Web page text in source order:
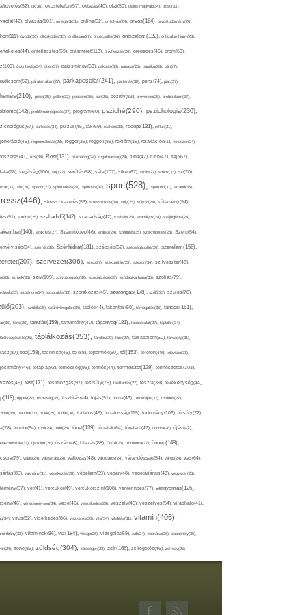
ok(36), okostelefon(57), oktatás(40), olaj(50), olajos magvak(34), olcsó(33),
olvasás(101), omega-3(31), online(52), orrfolyás(24), orvos(164), orvostudomány(26),
óvoda(26), öltözködés(35), önállóság(27), önbecsülés(36), önbizalom(122), önbizalomhiány(28),
önfejlesztés(59), önismeret(113), önkifejezés(26), öregedés(46), öröm(69),
őszinteség(34), ötlet(37), pajzsmirigy(53), pakolás(30), panasz(25), paprika(28), pár(27),
páratartalom(27), párkapcsolat(241), pattanás(30), pénz(74), piac(27),
pizza(25), pollen(32), popcorn(35), por(26), pozitív(83), prevenció(25), probiotikum(37),
problémamegoldás(27), program(60), psziché(290), pszichológia(230),
puffadás(34), pulzus(45), rák(69), reakció(33), recept(131), reflux(31),
regenerálódás(28), reggel(39), reggeli(89), reklám(39), relaxáció(81), rendszer(24),
rizs(34), Rost(131), rozmaring(24), rugalmasság(24), ruha(42), rutin(47), sajt(67),
segítség(100), sejt(27), sérülés(58), séta(107), siker(67), sírás(27), smink(37), só(70),
sör(26), spenót(27), spiritualitás(28), spórolás(37), sport(528), sportoló(31), strand(35),
stresszkezelés(53), stresszoldás(34), súly(25), súlyzó(24), sütemény(94),
sütőtök(25), szabadidő(142), szabadság(47), szabály(25), szabályok(24), szájhigiénia(24),
szakítás(27), Számítógép(46), száraz(24), szédülés(35), székrekedés(25), Szem(54),
szemét(32), Szénhidrát(181), szépség(52), szépségápolás(26), szerelem(156),
szervezet(306), szex(27), szexualitás(25), szezon(34), szilveszter(48),
színek(36), szív(109), szívbetegség(32), szocializáció(30), szódabikarbóna(35), szokás(79),
szolárium(24), szoptatás(33), szórakozás(45), szorongás(178), szőlő(25), szülés(70),
szülők(25), szűrővizsgálat(34), tablet(44), takarítás(50), támogatás(36), tanács(161),
tánc(26), tanulás(159), tanulmány(40), tápanyag(181), tapasztalat(27), táplálék(34),
táplálkozás(353), tárolás(29), társ(27), társadalom(50), társaság(31),
tea(158), technika(46), tej(88), tejtermék(60), tél(153), telefon(49), televízió(31),
terápia(92), terhesség(96), termék(44), természet(129), természetes(103),
test(171), testmozgás(97), testsúly(79), testtartás(27), tészta(39), tevékenység(44),
tippek(27), tisztaság(35), tisztítás(44), tojás(91), torna(43), torokfájás(32), törődés(27),
trauma(31), trükk(25), tudás(30), tudatos(46), tudatosság(115), tudomány(106), túlsúly(72),
turmix(64), túró(29), tüdő(28), tünet(139), tünetek(64), türelem(47), uborka(26), újév(42),
újszülött(26), úszás(46), Utazás(85), Üdítő(26), ülőmunka(27), ünnep(148),
válás(24), választás(29), változás(48), változatos(24), várandósság(54), város(24), vas(64),
vashiány(31), védekezés(28), védelem(59), vegán(48), vegetáriánus(43), vegyszer(28),
vér(41), vércukor(49), vércukorszint(108), vérkeringés(77), vérnyomás(125),
vérszegénység(34), vese(46), veszekedés(29), veszély(45), veszélyes(54), világháló(41),
vírus(82), viselkedés(86), viszketés(30), vita(34), vitalitás(31), vitamin(406),
vitaminok(86), víz(184), vizsga(26), vizsgálat(59), zab(34), zabkása(36), zabpehely(36),
zene(85), zöldség(304), zöldségek(32), zsír(166), zsírégetés(46), zsírsav(25)